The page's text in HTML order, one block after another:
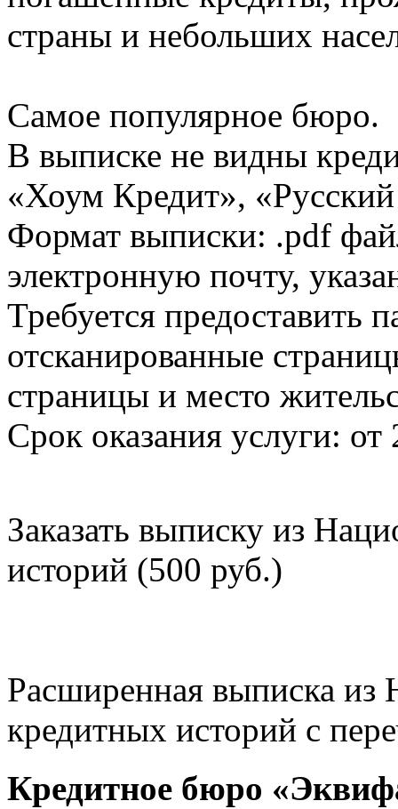
страны и небольших
Самое популярное бюро.
В выписке не видны
«Хоум Кредит»,
Формат выписки: .pdf
электронную почту,
Требуется предоставить
отсканированные
страницы и место
Срок оказания услуги: от
Заказать выписку из
историй (500 руб.)
Расширенная выписка из
кредитных историй с
Кредитное бюро